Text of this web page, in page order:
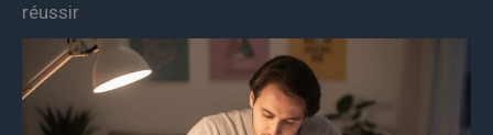
réussir